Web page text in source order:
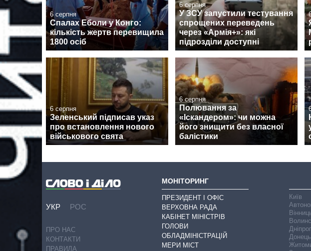
6 серпня
Спалах Еболи у Конго:
кількість жертв перевищила
1800 осіб
6 серпня
У ЗСУ запустили тестування
спрощених переведень
через «Армія+»: які
підрозділи доступні
6 серпня
Зеленський підписав указ
про встановлення нового
військового свята
6 серпня
Полювання за
«Іскандером»: чи можна
його знищити без власної
балістики
УКР РОС
ПРО НАС
КОНТАКТИ
ПРАВИЛА
МОНІТОРИНГ
ПРЕЗИДЕНТ І ОФІС
ВЕРХОВНА РАДА
КАБІНЕТ МІНІСТРІВ
ГОЛОВИ
ОБЛАДМІНІСТРАЦІЙ
МЕРИ МІСТ
Київ